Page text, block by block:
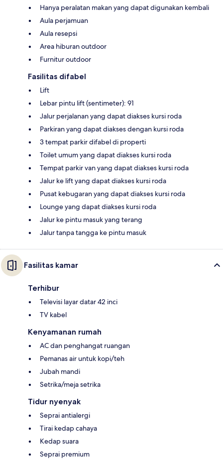
Hanya peralatan makan yang dapat digunakan kembali
Aula perjamuan
Aula resepsi
Area hiburan outdoor
Furnitur outdoor
Fasilitas difabel
Lift
Lebar pintu lift (sentimeter): 91
Jalur perjalanan yang dapat diakses kursi roda
Parkiran yang dapat diakses dengan kursi roda
3 tempat parkir difabel di properti
Toilet umum yang dapat diakses kursi roda
Tempat parkir van yang dapat diakses kursi roda
Jalur ke lift yang dapat diakses kursi roda
Pusat kebugaran yang dapat diakses kursi roda
Lounge yang dapat diakses kursi roda
Jalur ke pintu masuk yang terang
Jalur tanpa tangga ke pintu masuk
Fasilitas kamar
Terhibur
Televisi layar datar 42 inci
TV kabel
Kenyamanan rumah
AC dan penghangat ruangan
Pemanas air untuk kopi/teh
Jubah mandi
Setrika/meja setrika
Tidur nyenyak
Seprai antialergi
Tirai kedap cahaya
Kedap suara
Seprai premium